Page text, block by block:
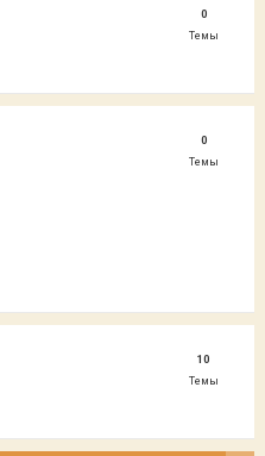
0
Темы
0
Темы
10
Темы